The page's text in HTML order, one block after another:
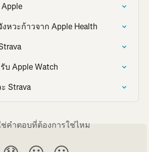
หวะก้าวจาก Apple Health
บ Apple Watch
Strava
คำตอบที่ต้องการใช่ไหม